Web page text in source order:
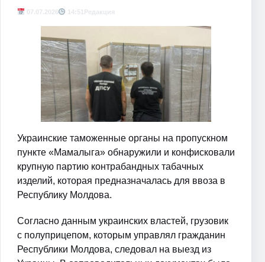
07.07.2026 14:51 Редакция
Украинские таможенные органы на пропускном
пункте «Мамалыга» обнаружили и конфисковали
крупную партию контрабандных табачных
изделий, которая предназначалась для ввоза в
Республику Молдова.
Согласно данным украинских властей, грузовик
с полуприцепом, которым управлял гражданин
Республики Молдова, следовал на выезд из